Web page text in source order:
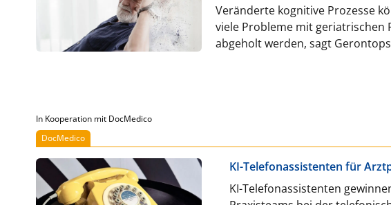
Veränderte kognitive Prozesse
viele Probleme mit
abgeholt werden, sagt
In Kooperation mit DocMedico
DocMedico
KI-Telefonassistenten für
KI-Telefonassistenten